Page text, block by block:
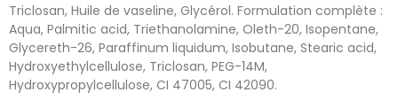
Triclosan, Huile de vaseline, Glycérol. Formulation complète :
Aqua, Palmitic acid, Triethanolamine, Oleth-20, Isopentane,
Glycereth-26, Paraffinum liquidum, Isobutane, Stearic acid,
Hydroxyethylcellulose, Triclosan, PEG-14M,
Hydroxypropylcellulose, CI 47005, CI 42090.